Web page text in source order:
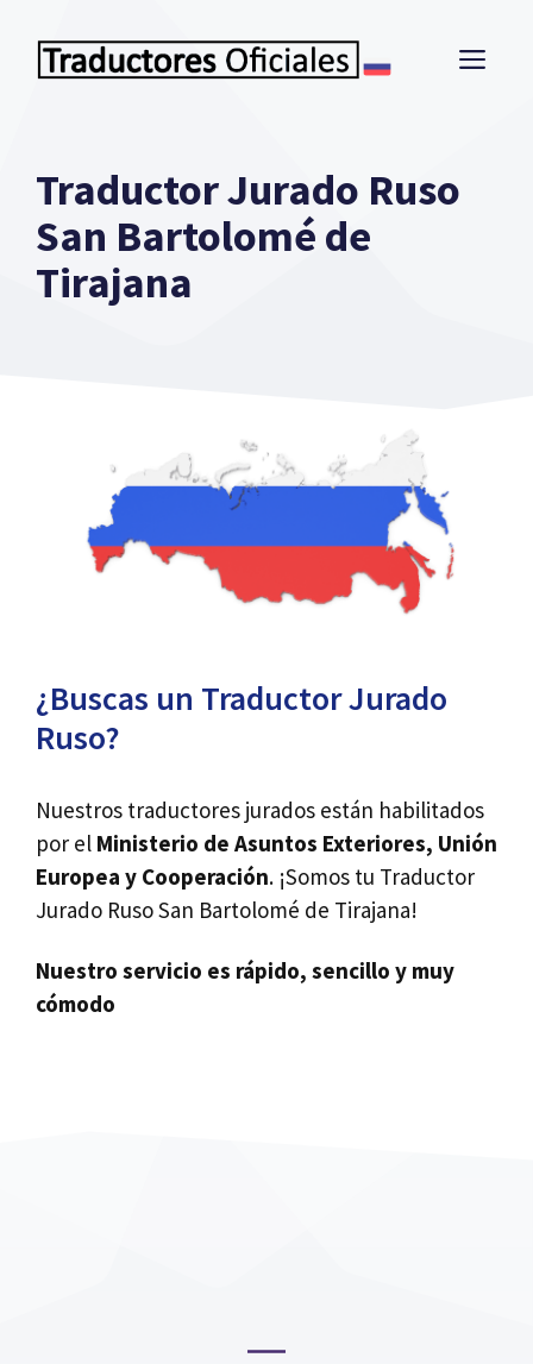
contenido
Traductor Jurado Ruso
San Bartolomé de
Tirajana
¿Buscas un Traductor Jurado
Ruso?
Nuestros traductores jurados están habilitados
por el Ministerio de Asuntos Exteriores, Unión
Europea y Cooperación. ¡Somos tu Traductor
Jurado Ruso San Bartolomé de Tirajana!
Nuestro servicio es rápido, sencillo y muy
cómodo